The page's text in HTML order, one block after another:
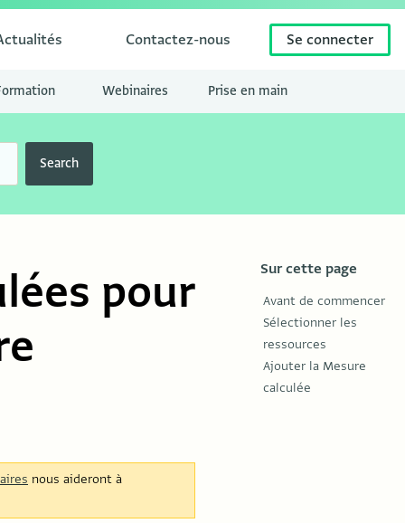
Contactez-nous Se connecter
Webinaires Prise en main
Search
pour
Sur cette page
Avant de commencer
Sélectionner les
ressources
Ajouter la Mesure
calculée
nous aideront à